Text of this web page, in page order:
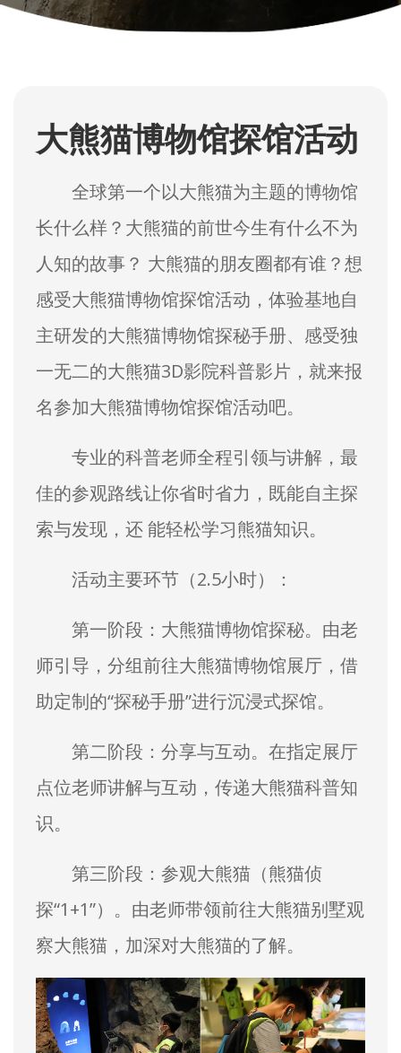
大熊猫博物馆探馆活动
全球第一个以大熊猫为主题的博物馆
长什么样？大熊猫的前世今生有什么不为
人知的故事？ 大熊猫的朋友圈都有谁？想
感受大熊猫博物馆探馆活动，体验基地自
主研发的大熊猫博物馆探秘手册、感受独
一无二的大熊猫3D影院科普影片，就来报
名参加大熊猫博物馆探馆活动吧。
专业的科普老师全程引领与讲解，最
佳的参观路线让你省时省力，既能自主探
索与发现，还 能轻松学习熊猫知识。
活动主要环节（2.5小时）：
第一阶段：大熊猫博物馆探秘。由老
师引导，分组前往大熊猫博物馆展厅，借
助定制的“探秘手册”进行沉浸式探馆。
第二阶段：分享与互动。在指定展厅
点位老师讲解与互动，传递大熊猫科普知
识。
第三阶段：参观大熊猫（熊猫侦
探“1+1”）。由老师带领前往大熊猫别墅观
察大熊猫，加深对大熊猫的了解。